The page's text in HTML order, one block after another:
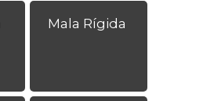
Mala Rígida